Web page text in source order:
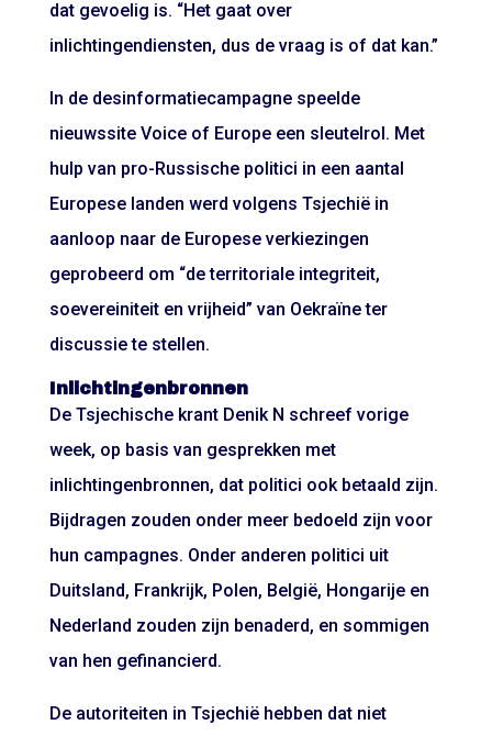
dat gevoelig is. “Het gaat over
inlichtingendiensten, dus de vraag is of dat kan.”
In de desinformatiecampagne speelde
nieuwssite Voice of Europe een sleutelrol. Met
hulp van pro-Russische politici in een aantal
Europese landen werd volgens Tsjechië in
aanloop naar de Europese verkiezingen
geprobeerd om “de territoriale integriteit,
soevereiniteit en vrijheid” van Oekraïne ter
discussie te stellen.
Inlichtingenbronnen
De Tsjechische krant Denik N schreef vorige
week, op basis van gesprekken met
inlichtingenbronnen, dat politici ook betaald zijn.
Bijdragen zouden onder meer bedoeld zijn voor
hun campagnes. Onder anderen politici uit
Duitsland, Frankrijk, Polen, België, Hongarije en
Nederland zouden zijn benaderd, en sommigen
van hen gefinancierd.
De autoriteiten in Tsjechië hebben dat niet